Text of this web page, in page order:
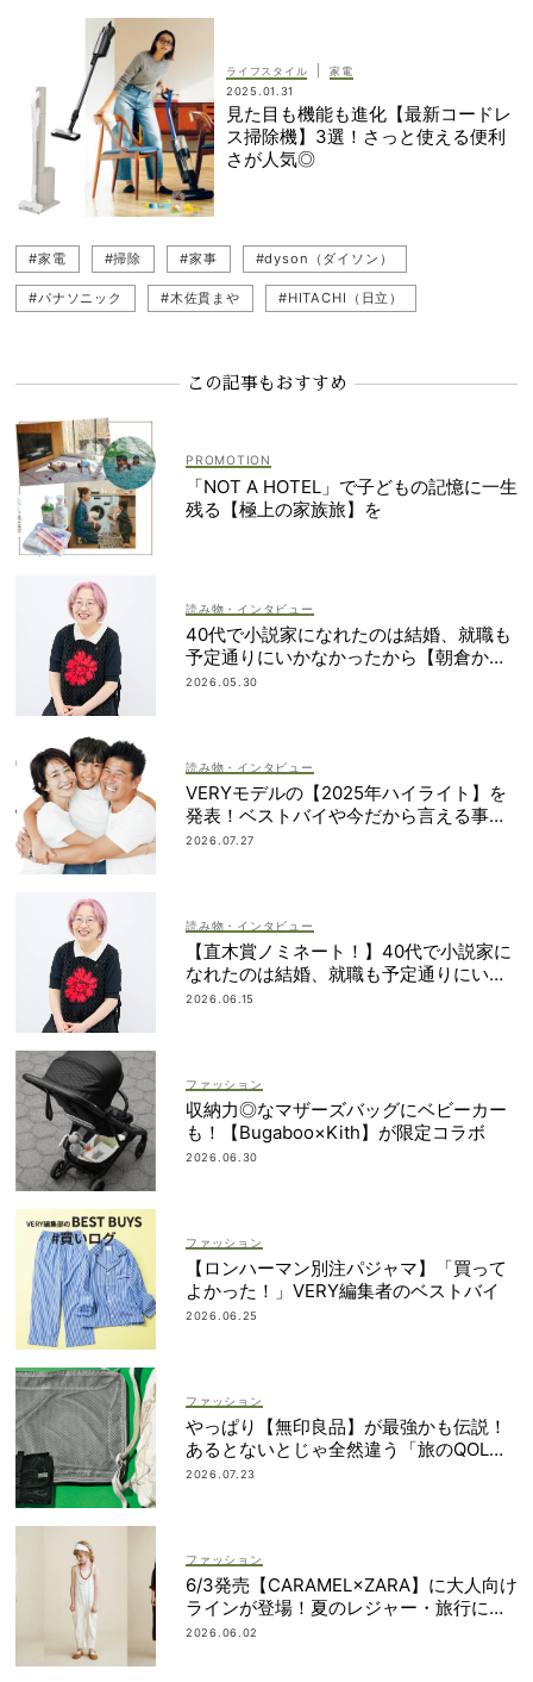
ライフスタイル
家電
2025.01.31
見た目も機能も進化【最新コードレ
ス掃除機】3選！さっと使える便利
さが人気◎
#家電 #掃除 #家事 #dyson（ダイソン）
#パナソニック #木佐貫まや #HITACHI（日立）
この記事もおすすめ
「NOT A HOTEL」で子どもの記憶に一生
残る【極上の家族旅】を
読み物・インタビュー
40代で小説家になれたのは結婚、就職も
予定通りにいかなかったから【朝倉かす
みさん】
2026.05.30
読み物・インタビュー
VERYモデルの【2025年ハイライト】を
発表！ベストバイや今だから言える事件
簿も大公開
2026.07.27
読み物・インタビュー
【直木賞ノミネート！】40代で小説家に
なれたのは結婚、就職も予定通りにいか
なかったから｜朝倉かすみさん
2026.06.15
ファッション
収納力◎なマザーズバッグにベビーカー
も！【Bugaboo×Kith】が限定コラボ
2026.06.30
ファッション
【ロンハーマン別注パジャマ】「買って
よかった！」VERY編集者のベストバイ
2026.06.25
ファッション
やっぱり【無印良品】が最強かも伝説！
あるとないとじゃ全然違う「旅のQOL爆
上げアイテム」
2026.07.23
ファッション
6/3発売【CARAMEL×ZARA】に大人向け
ラインが登場！夏のレジャー・旅行にも
おすすめ
2026.06.02